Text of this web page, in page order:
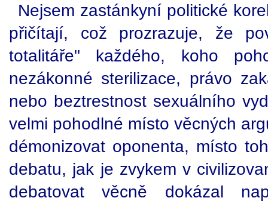
Nejsem zastánkyní politické
přičítají, což prozrazuje, že
totalitáře" každého, koho
nezákonné sterilizace, právo
nebo beztrestnost sexuálního
velmi pohodlné místo věcných
démonizovat oponenta, místo
debatu, jak je zvykem v
debatovat věcně dokázal